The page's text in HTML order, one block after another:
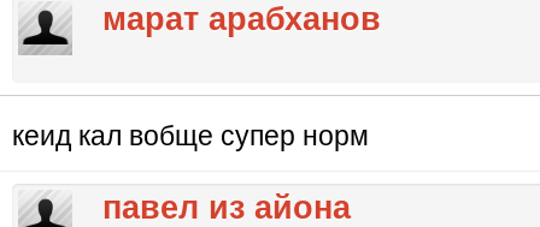
марат арабханов
кеид кал вобще супер норм
павел из айона